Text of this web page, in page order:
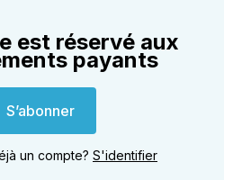
est réservé aux
payants
S’abonner
un compte? S'identifier